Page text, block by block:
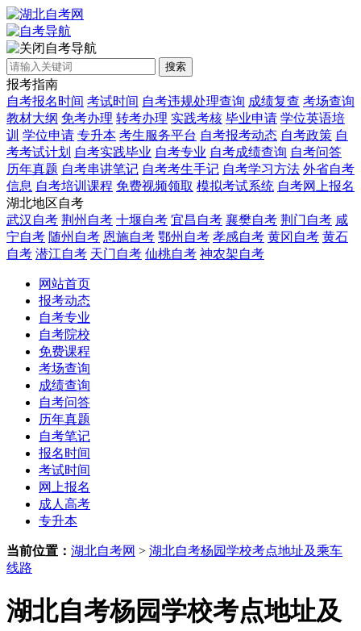
自考导航
搜索
报考指南
自考报名时间 考试时间 自考违规处理查询 成绩复查 考场查询
教材大纲 免考办理 转考办理 实践考核 毕业申请 学位英语培
训 学位申请 专升本 考生服务平台 自考报考动态 自考政策 自
考考试计划 自考实践毕业 自考专业 自考成绩查询 自考问答
历年真题 自考串讲笔记 自考考生手记 自考学习方法 外省自考
信息 自考培训课程 免费视频领取 模拟考试系统 自考网上报名
湖北地区自考
武汉自考 荆州自考 十堰自考 宜昌自考 襄樊自考 荆门自考 咸
宁自考 随州自考 恩施自考 鄂州自考 孝感自考 黄冈自考 黄石
自考 潜江自考 天门自考 仙桃自考 神农架自考
网站首页
报考动态
自考专业
自考院校
免费课程
考场查询
成绩查询
自考问答
历年真题
自考笔记
报名时间
考试时间
网上报名
成人高考
专升本
当前位置： 湖北自考网 > 湖北自考杨园学校考点地址及乘车
线路
湖北自考杨园学校考点地址及